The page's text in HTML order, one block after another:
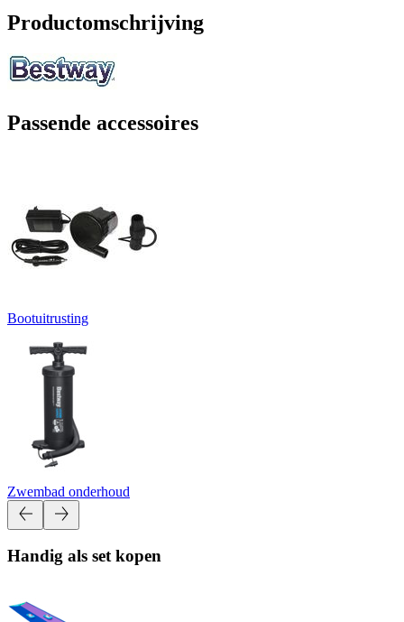
Productomschrijving
Passende accessoires
Bootuitrusting
Zwembad onderhoud
Handig als set kopen